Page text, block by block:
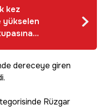
kez
yükselen
dereceye giren
Rüzgar